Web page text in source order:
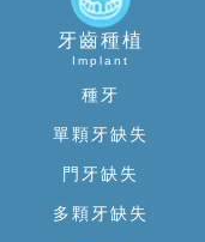
牙齒種植
Implant
種牙
單顆牙缺失
門牙缺失
多顆牙缺失